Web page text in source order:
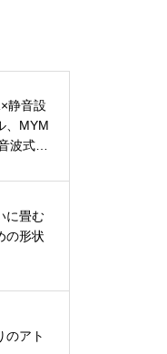
静音設
、MYM
波式・
に畳む
の形状
のアト